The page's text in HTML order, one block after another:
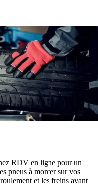
RDV en ligne pour un
pneus à monter sur vos
et les freins avant